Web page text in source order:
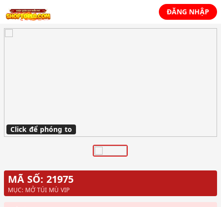
ĐĂNG NHẬP
Click để phóng to
MÃ SỐ: 21975
MỤC: MỞ TÚI MÙ VIP